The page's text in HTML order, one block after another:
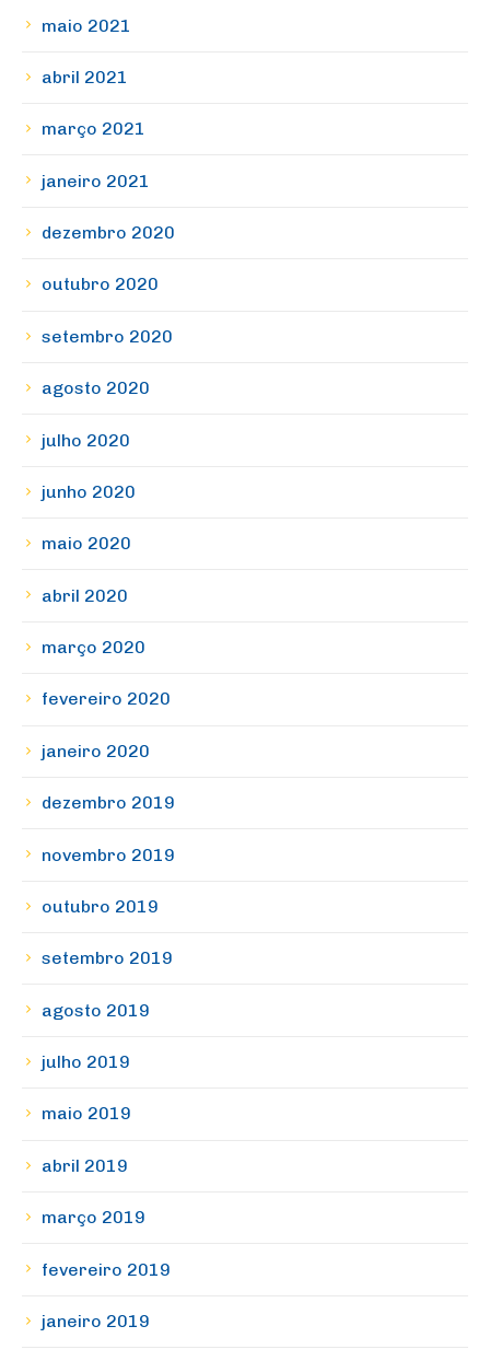
maio 2021
abril 2021
março 2021
janeiro 2021
dezembro 2020
outubro 2020
setembro 2020
agosto 2020
julho 2020
junho 2020
maio 2020
abril 2020
março 2020
fevereiro 2020
janeiro 2020
dezembro 2019
novembro 2019
outubro 2019
setembro 2019
agosto 2019
julho 2019
maio 2019
abril 2019
março 2019
fevereiro 2019
janeiro 2019